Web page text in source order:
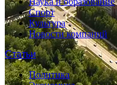
Спорт
Культура
Новости компаний
Статьи
Политика